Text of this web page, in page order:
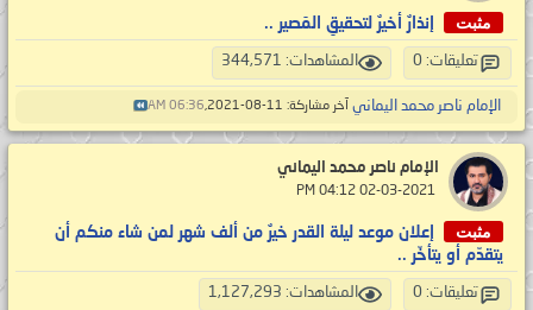
مثبت إنذارٌ أخيرٌ لتحقيقِ المَصير ..
تعليقات: 0 المشاهدات: 344,571
الإمام ناصر محمد اليماني آخر مشاركة: 11-08-2021, 06:36 AM
الإمام ناصر محمد اليماني
مثبت
إعلان موعد ليلة القدر خيرٌ من ألف شهر لمن شاء منكم أن
يتقدّم أو يتأخّر ..
تعليقات: 0 المشاهدات: 1,127,293